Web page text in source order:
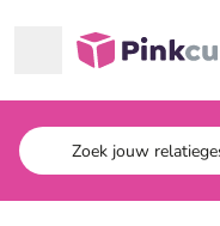
Pinkcube